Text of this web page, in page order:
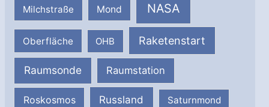
Milchstraße Mond NASA
Oberfläche OHB Raketenstart
Raumsonde Raumstation
Roskosmos Russland Saturnmond